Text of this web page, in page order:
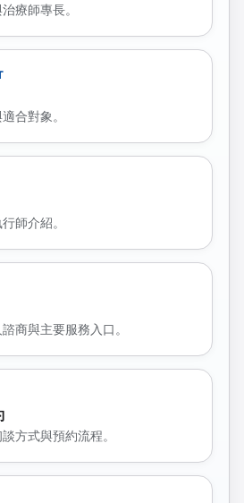
療師專長。
合對象。
師介紹。
商與主要服務入口。
方式與預約流程。